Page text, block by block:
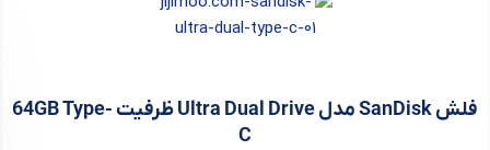
فلش SanDisk مدل Ultra Dual Drive ظرفیت 64GB Type-
C